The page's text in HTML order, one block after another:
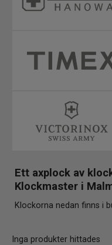
Ett axplock av
Klockmaster i
Klockorna nedan finns i
Inga produkter hittades